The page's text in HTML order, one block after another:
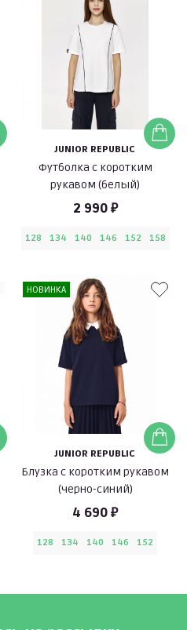
JUNIOR REPUBLIC
Футболка с коротким
рукавом (белый)
2 990 ₽
128 134 140 146 152 158
НОВИНКА
JUNIOR REPUBLIC
Блузка с коротким рукавом
(черно-синий)
4 690 ₽
128 134 140 146 152